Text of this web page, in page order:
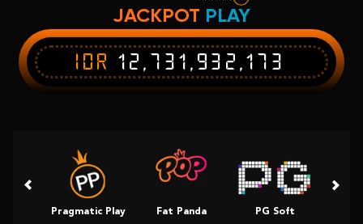
JACKPOT PLAY
IDR 12,731,932,292
Pragmatic Play Fat Panda PG Soft